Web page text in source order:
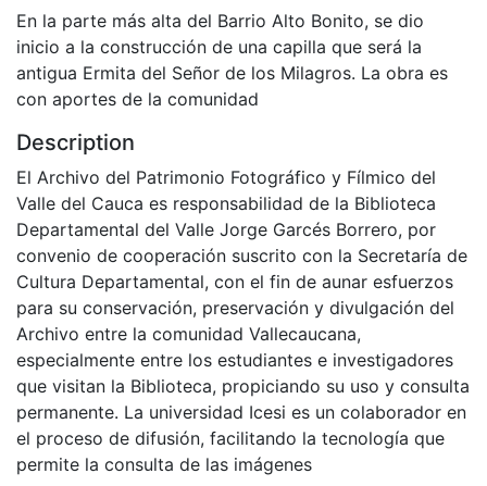
En la parte más alta del Barrio Alto Bonito, se dio
inicio a la construcción de una capilla que será la
antigua Ermita del Señor de los Milagros. La obra es
con aportes de la comunidad
Description
El Archivo del Patrimonio Fotográfico y Fílmico del
Valle del Cauca es responsabilidad de la Biblioteca
Departamental del Valle Jorge Garcés Borrero, por
convenio de cooperación suscrito con la Secretaría de
Cultura Departamental, con el fin de aunar esfuerzos
para su conservación, preservación y divulgación del
Archivo entre la comunidad Vallecaucana,
especialmente entre los estudiantes e investigadores
que visitan la Biblioteca, propiciando su uso y consulta
permanente. La universidad Icesi es un colaborador en
el proceso de difusión, facilitando la tecnología que
permite la consulta de las imágenes